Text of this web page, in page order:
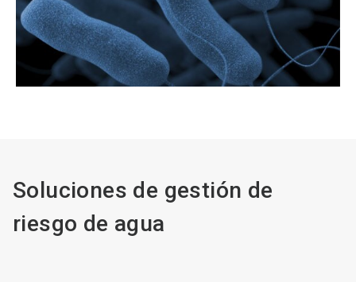
Soluciones de gestión de
riesgo de agua